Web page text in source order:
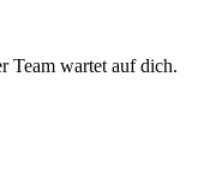
Team wartet auf dich.